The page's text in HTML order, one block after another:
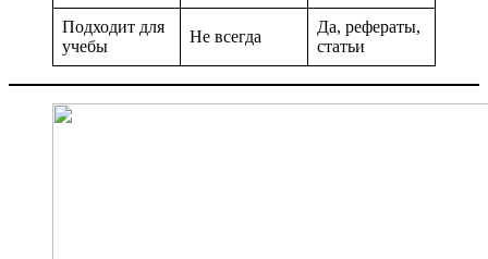
Подходит для
учебы
Не всегда
Да, рефераты,
статьи